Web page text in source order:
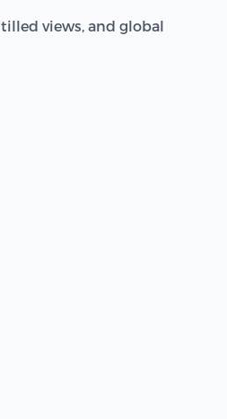
views, and global